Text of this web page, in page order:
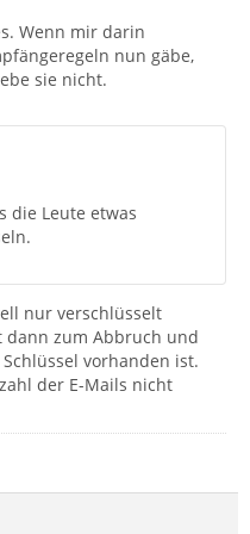
Wenn mir darin
nun gäbe,
sie nicht.
die Leute etwas
nur verschlüsselt
dann zum Abbruch und
vorhanden ist.
der E-Mails nicht